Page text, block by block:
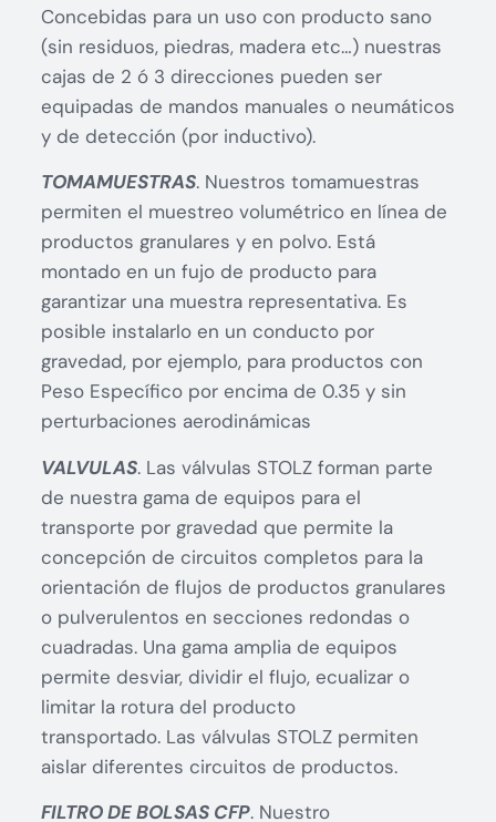
Concebidas para un uso con producto sano
(sin residuos, piedras, madera etc…) nuestras
cajas de 2 ó 3 direcciones pueden ser
equipadas de mandos manuales o neumáticos
y de detección (por inductivo).
TOMAMUESTRAS. Nuestros tomamuestras
permiten el muestreo volumétrico en línea de
productos granulares y en polvo. Está
montado en un fujo de producto para
garantizar una muestra representativa. Es
posible instalarlo en un conducto por
gravedad, por ejemplo, para productos con
Peso Específico por encima de 0.35 y sin
perturbaciones aerodinámicas
VALVULAS. Las válvulas STOLZ forman parte
de nuestra gama de equipos para el
transporte por gravedad que permite la
concepción de circuitos completos para la
orientación de flujos de productos granulares
o pulverulentos en secciones redondas o
cuadradas. Una gama amplia de equipos
permite desviar, dividir el flujo, ecualizar o
limitar la rotura del producto
transportado. Las válvulas STOLZ permiten
aislar diferentes circuitos de productos.
FILTRO DE BOLSAS CFP. Nuestro